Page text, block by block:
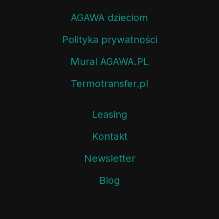
AGAWA dzieciom
Polityka prywatności
Mural AGAWA.PL
Termotransfer.pl
Leasing
Kontakt
Newsletter
Blog